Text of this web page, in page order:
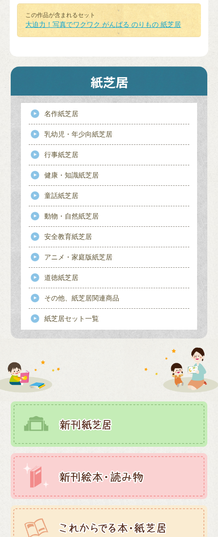
この作品が含まれるセット
大迫力！写真でワクワク がんばる のりもの 紙芝居
名作紙芝居
乳幼児・年少向紙芝居
行事紙芝居
健康・知識紙芝居
童話紙芝居
動物・自然紙芝居
安全教育紙芝居
アニメ・家庭版紙芝居
道徳紙芝居
その他、紙芝居関連商品
紙芝居セット一覧